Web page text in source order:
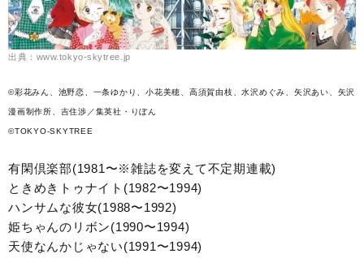
出典：www.tokyo-skytree.jp
©彩花みん、池野恋、一条ゆかり、小花美穂、高須賀由枝、水沢めぐみ、矢沢あい、矢沢
漫画制作所、吉住渉／集英社・りぼん
©TOKYO-SKYTREE
有閑倶楽部(1981〜※雑誌を変えて不定期連載)
ときめきトゥナイト(1982〜1994)
ハンサムな彼女(1988〜1992)
姫ちゃんのリボン(1990〜1994)
天使なんかじゃない(1991〜1994)